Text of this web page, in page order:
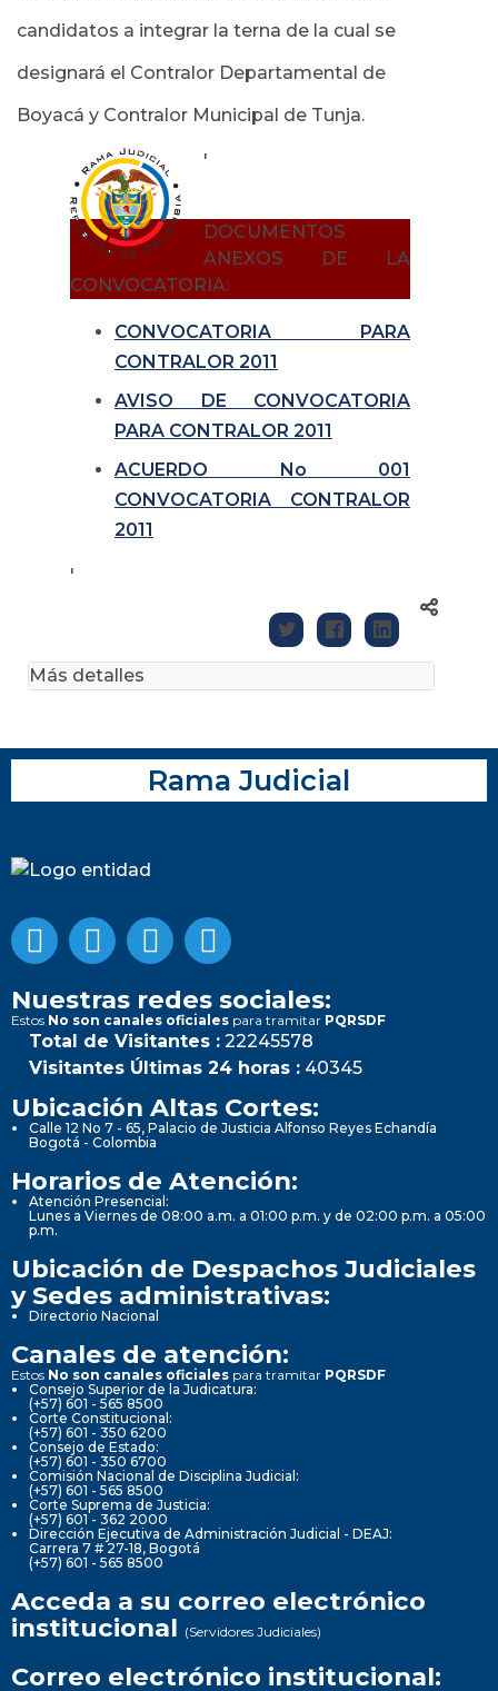
candidatos a integrar la terna de la cual se
designará el Contralor Departamental de
Boyacá y Contralor Municipal de Tunja.
'
DOCUMENTOS
ANEXOS DE LA
CONVOCATORIA:
CONVOCATORIA PARA
CONTRALOR 2011
AVISO DE CONVOCATORIA
PARA CONTRALOR 2011
ACUERDO No 001
CONVOCATORIA CONTRALOR
2011
'
Más detalles
Rama Judicial
Nuestras redes sociales:
Estos No son canales oficiales para tramitar PQRSDF
Total de Visitantes : 22245578
Visitantes Últimas 24 horas : 40345
Ubicación Altas Cortes:
Calle 12 No 7 - 65, Palacio de Justicia Alfonso Reyes Echandía
Bogotá - Colombia
Horarios de Atención:
Atención Presencial:
Lunes a Viernes de 08:00 a.m. a 01:00 p.m. y de 02:00 p.m. a 05:00
p.m.
Ubicación de Despachos Judiciales
y Sedes administrativas:
Directorio Nacional
Canales de atención:
Estos No son canales oficiales para tramitar PQRSDF
Consejo Superior de la Judicatura:
(+57) 601 - 565 8500
Corte Constitucional:
(+57) 601 - 350 6200
Consejo de Estado:
(+57) 601 - 350 6700
Comisión Nacional de Disciplina Judicial:
(+57) 601 - 565 8500
Corte Suprema de Justicia:
(+57) 601 - 362 2000
Dirección Ejecutiva de Administración Judicial - DEAJ:
Carrera 7 # 27-18, Bogotá
(+57) 601 - 565 8500
Acceda a su correo electrónico
institucional (Servidores Judiciales)
Correo electrónico institucional: